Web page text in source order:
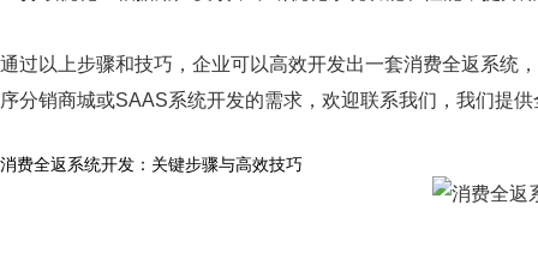
通过以上步骤和技巧，企业可以高效开发出一套消费全返系统
序分销商城或SAAS系统开发的需求，欢迎联系我们，我们提
消费全返系统开发：关键步骤与高效技巧